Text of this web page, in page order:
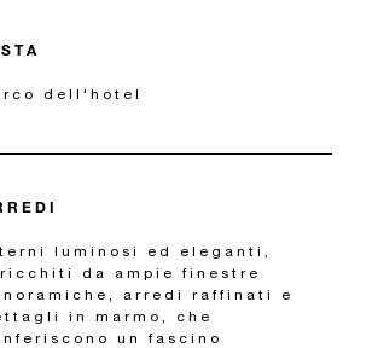
dell'hotel
luminosi ed eleganti,
da ampie finestre
arredi raffinati e
in marmo, che
un fascino